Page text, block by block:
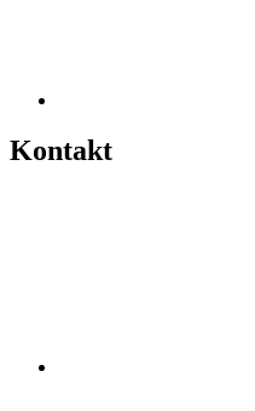
Kontakt